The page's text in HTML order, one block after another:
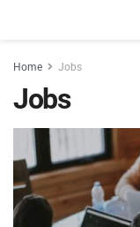
Home Jobs
Jobs